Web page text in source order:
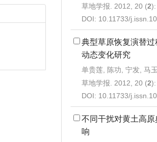
草地学报. 2012, 20 (2
DOI: 10.11733/
典型草原恢复演替
动态变化研究
单贵莲, 陈功, 宁发, 马
草地学报. 2012, 20 (2
DOI: 10.11733/
不同干扰对黄土高
响